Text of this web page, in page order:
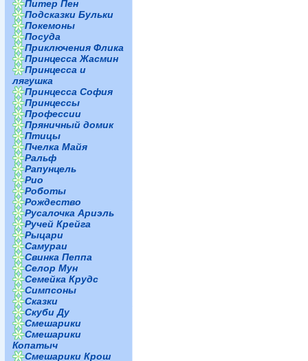
Питер Пен
Подсказки Бульки
Покемоны
Посуда
Приключения Флика
Принцесса Жасмин
Принцесса и
лягушка
Принцесса София
Принцессы
Профессии
Пряничный домик
Птицы
Пчелка Майя
Ральф
Рапунцель
Рио
Роботы
Рождество
Русалочка Ариэль
Ручей Крейга
Рыцари
Самураи
Свинка Пеппа
Селор Мун
Семейка Крудс
Симпсоны
Сказки
Скуби Ду
Смешарики
Смешарики
Копатыч
Смешарики Крош